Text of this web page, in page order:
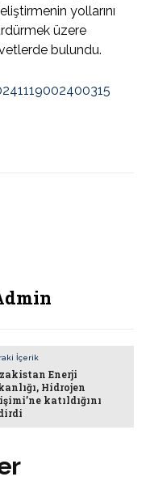
yollarını
üzere
bulundu.
İçerik
Enerji
Hidrojen
katıldığını